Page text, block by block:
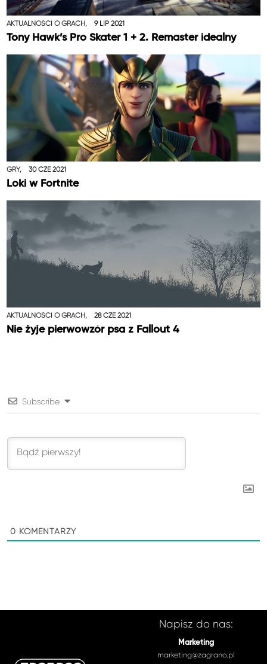
AKTUALNOŚCI O GRACH, 9 LIP 2021
Tony Hawk’s Pro Skater 1 + 2. Remaster idealny
GRY, 30 CZE 2021
Loki w Fortnite
AKTUALNOŚCI O GRACH, 28 CZE 2021
Nie żyje pierwowzór psa z Fallout 4
Subscribe
0 KOMENTARZY
Napisz do nas:
Marketing
marketing@zagrano.pl